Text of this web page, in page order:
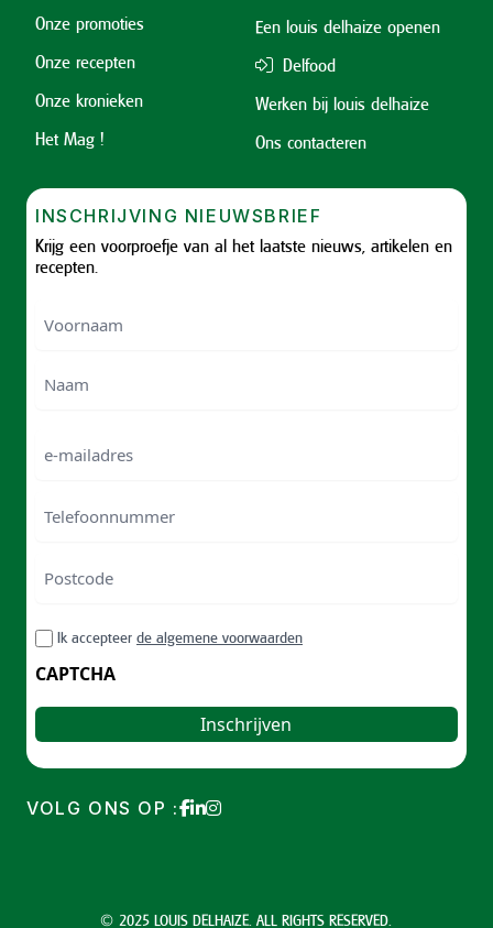
Onze promoties
Onze recepten
Onze kronieken
Het Mag !
Een louis delhaize openen
Delfood
Werken bij louis delhaize
Ons contacteren
INSCHRIJVING NIEUWSBRIEF
Krijg een voorproefje van al het laatste nieuws, artikelen en
recepten.
mailadres
/
Postal
RGPDIk accepteer de algemene voorwaarden
CAPTCHA
VOLG ONS OP :
© 2025 LOUIS DELHAIZE. ALL RIGHTS RESERVED.